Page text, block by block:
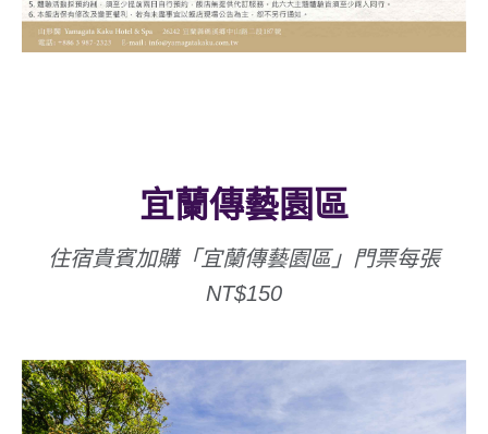
宜蘭傳藝園區
住宿貴賓加購「宜蘭傳藝園區」門票每張